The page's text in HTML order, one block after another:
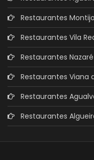
Restaurantes Montijo
Restaurantes Vila
Restaurantes Nazaré
Restaurantes Viana
Restaurantes
Restaurantes